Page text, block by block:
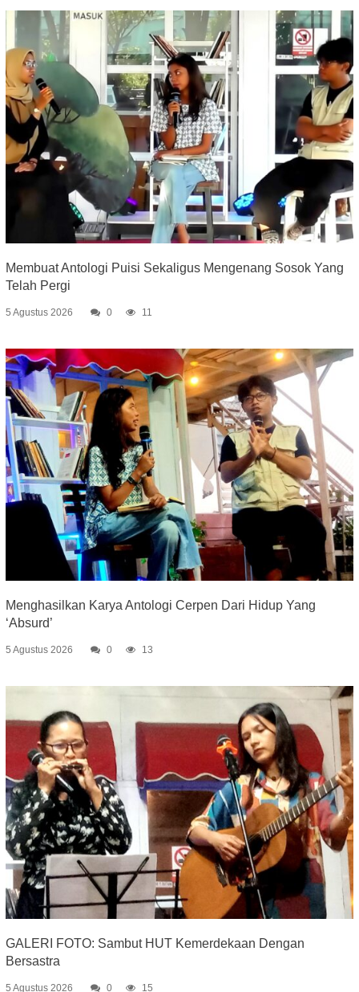
Membuat Antologi Puisi Sekaligus Mengenang Sosok Yang
Telah Pergi
5 Agustus 2026 0 11
Menghasilkan Karya Antologi Cerpen Dari Hidup Yang
‘Absurd’
5 Agustus 2026 0 13
GALERI FOTO: Sambut HUT Kemerdekaan Dengan
Bersastra
5 Agustus 2026 0 15